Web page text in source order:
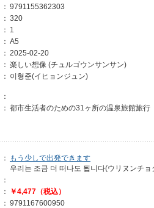
： 9791155362303
： 320
： 1
： A5
： 2025-02-20
： 楽しい想像 (チュルゴウンサンサン)
： 이형준(イヒョンジュン)
：
： 都市生活者のための31ヶ所の温泉旅館旅行
：
もう少しで出発できます
우리는 조금 더 떠나도 됩니다(ウリヌンチ
：
：
￥4,477（税込）
： 9791167600950